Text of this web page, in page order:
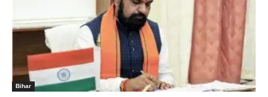
Bihar